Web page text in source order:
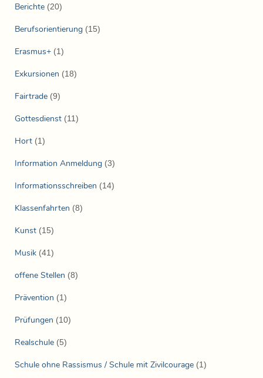
Berichte (20)
Berufsorientierung (15)
Erasmus+ (1)
Exkursionen (18)
Fairtrade (9)
Gottesdienst (11)
Hort (1)
Information Anmeldung (3)
Informationsschreiben (14)
Klassenfahrten (8)
Kunst (15)
Musik (41)
offene Stellen (8)
Prävention (1)
Prüfungen (10)
Realschule (5)
Schule ohne Rassismus / Schule mit Zivilcourage (1)